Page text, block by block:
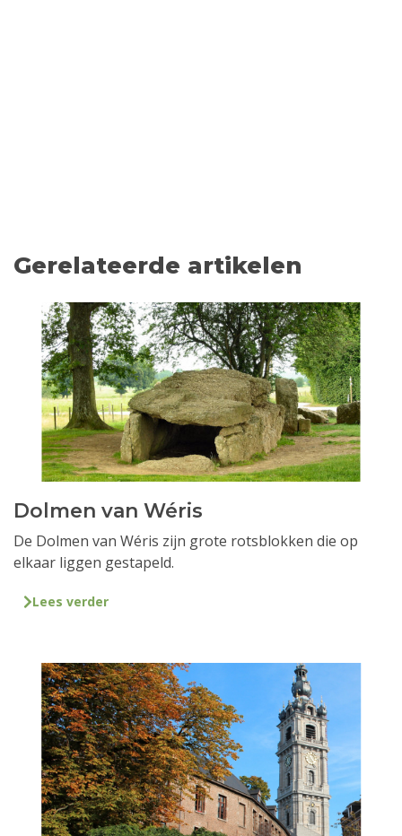
Gerelateerde artikelen
Dolmen van Wéris
De Dolmen van Wéris zijn grote rotsblokken die op
elkaar liggen gestapeld.
Lees verder